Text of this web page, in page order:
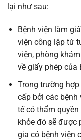
lại như sau:
Bệnh viện làm
viện công lập từ
viện, phòng
về giấy phép của
Trong trường
cấp bởi các bệnh
tế có thẩm
khỏe đó sẽ được
gia có bệnh viện